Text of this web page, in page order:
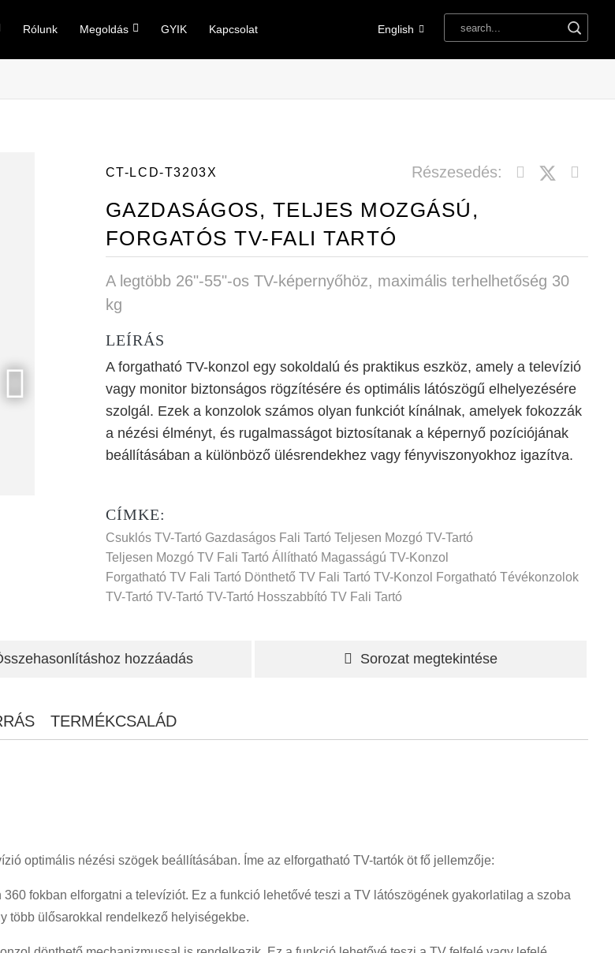
Rólunk Megoldás GYIK Kapcsolat English
CT-LCD-T3203X Részesedés:
GAZDASÁGOS, TELJES MOZGÁSÚ,
FORGATÓS TV-FALI TARTÓ
A legtöbb 26"-55"-os TV-képernyőhöz, maximális terhelhetőség 30
kg
LEÍRÁS
A forgatható TV-konzol egy sokoldalú és praktikus eszköz, amely a televízió
vagy monitor biztonságos rögzítésére és optimális látószögű elhelyezésére
szolgál. Ezek a konzolok számos olyan funkciót kínálnak, amelyek fokozzák
a nézési élményt, és rugalmasságot biztosítanak a képernyő pozíciójának
beállításában a különböző ülésrendekhez vagy fényviszonyokhoz igazítva.
CÍMKE:
Csuklós TV-Tartó Gazdaságos Fali Tartó Teljesen Mozgó TV-Tartó
Teljesen Mozgó TV Fali Tartó Állítható Magasságú TV-Konzol
Forgatható TV Fali Tartó Dönthető TV Fali Tartó TV-Konzol
Forgatható Tévékonzolok
TV-Tartó TV-Tartó TV-Tartó Hosszabbító TV Fali Tartó
hozzáadás Sorozat megtekintése
TERMÉKCSALÁD
optimális nézési szögek beállításában. Íme az elforgatható TV-tartók öt fő jellemzője:
fokban elforgatni a televíziót. Ez a funkció lehetővé teszi a TV látószögének gyakorlatilag a szoba
több ülősarokkal rendelkező helyiségekbe.